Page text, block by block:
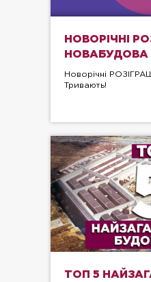
НОВОРІЧНІ
Новорічні
Тривають!
ТОП 5